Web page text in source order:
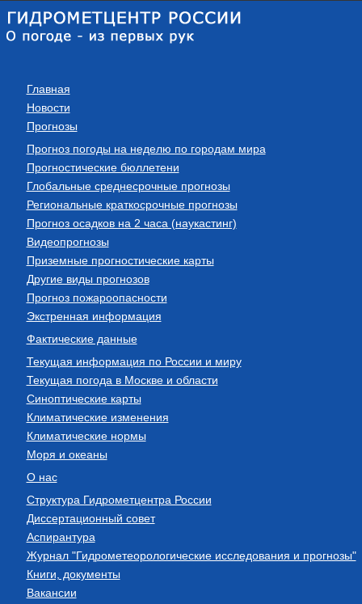
Главная
Новости
Прогнозы
Прогноз погоды на неделю по городам мира
Прогностические бюллетени
Глобальные среднесрочные прогнозы
Региональные краткосрочные прогнозы
Прогноз осадков на 2 часа (наукастинг)
Видеопрогнозы
Приземные прогностические карты
Другие виды прогнозов
Прогноз пожароопасности
Экстренная информация
Фактические данные
Текущая информация по России и миру
Текущая погода в Москве и области
Синоптические карты
Климатические изменения
Климатические нормы
Моря и океаны
О нас
Структура Гидрометцентра России
Диссертационный совет
Аспирантура
Журнал "Гидрометеорологические исследования и прогнозы"
Книги, документы
Вакансии